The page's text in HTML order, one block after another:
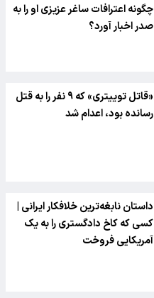
چگونه اعترافات ساغر عزیزی او را به
صدر اخبار آورد؟
«قاتل توییتری» که ۹ نفر را به قتل
رسانده بود، اعدام شد
داستان نابغه‌ترین خلافکار ایرانی |
کسی که کاخ دادگستری را به یک
آمریکایی فروخت